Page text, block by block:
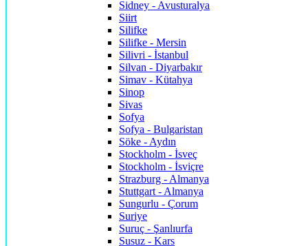
Sidney - Avusturalya
Siirt
Silifke
Silifke - Mersin
Silivri - İstanbul
Silvan - Diyarbakır
Simav - Kütahya
Sinop
Sivas
Sofya
Sofya - Bulgaristan
Söke - Aydın
Stockholm - İsveç
Stockholm - İsviçre
Strazburg - Almanya
Stuttgart - Almanya
Sungurlu - Çorum
Suriye
Suruç - Şanlıurfa
Susuz - Kars